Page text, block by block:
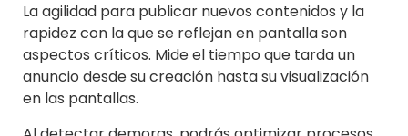
La agilidad para publicar nuevos contenidos y la
rapidez con la que se reflejan en pantalla son
aspectos críticos. Mide el tiempo que tarda un
anuncio desde su creación hasta su visualización
en las pantallas.